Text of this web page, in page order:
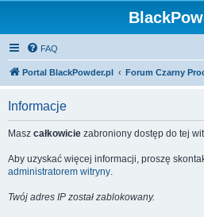
FAQ
Portal BlackPowder.pl Forum Czarny
Informacje
Masz całkowicie zabroniony dostęp do tej
Aby uzyskać więcej informacji, proszę
administratorem witryny.
Twój adres IP został zablokowany.